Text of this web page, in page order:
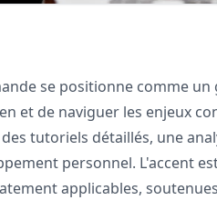
se positionne comme
et de naviguer les enjeux
tutoriels détaillés, une
personnel. L'accent
applicables,